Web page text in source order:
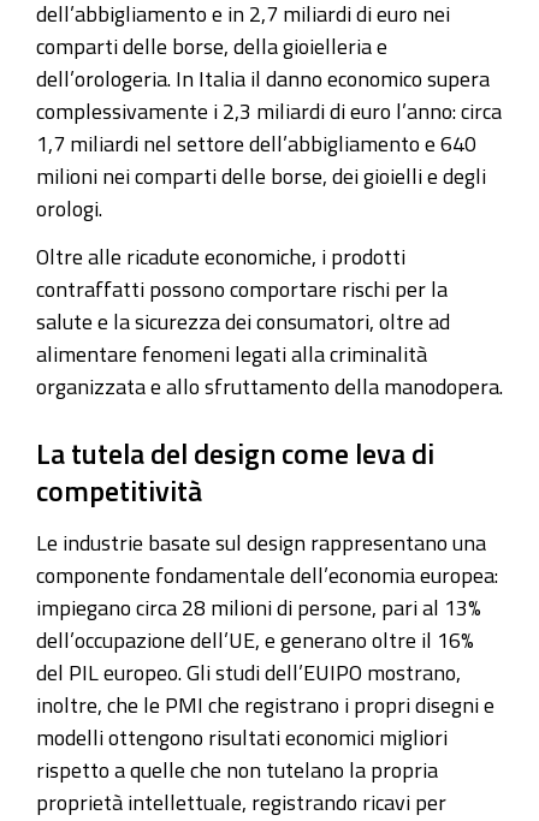
dell’abbigliamento e in 2,7 miliardi di euro nei
comparti delle borse, della gioielleria e
dell’orologeria. In Italia il danno economico supera
complessivamente i 2,3 miliardi di euro l’anno: circa
1,7 miliardi nel settore dell’abbigliamento e 640
milioni nei comparti delle borse, dei gioielli e degli
orologi.
Oltre alle ricadute economiche, i prodotti
contraffatti possono comportare rischi per la
salute e la sicurezza dei consumatori, oltre ad
alimentare fenomeni legati alla criminalità
organizzata e allo sfruttamento della manodopera.
La tutela del design come leva di
competitività
Le industrie basate sul design rappresentano una
componente fondamentale dell’economia europea:
impiegano circa 28 milioni di persone, pari al 13%
dell’occupazione dell’UE, e generano oltre il 16%
del PIL europeo. Gli studi dell’EUIPO mostrano,
inoltre, che le PMI che registrano i propri disegni e
modelli ottengono risultati economici migliori
rispetto a quelle che non tutelano la propria
proprietà intellettuale, registrando ricavi per